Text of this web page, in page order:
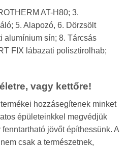
AT-H80; 3.
5. Alapozó, 6. Dörzsölt
alumínium sín; 8. Tárcsás
FIX lábazati polisztirolhab;
vagy kettőre!
hozzásegítenek minket
épületeinkkel megvédjük
jövőt építhessünk. A
csak a természetnek,